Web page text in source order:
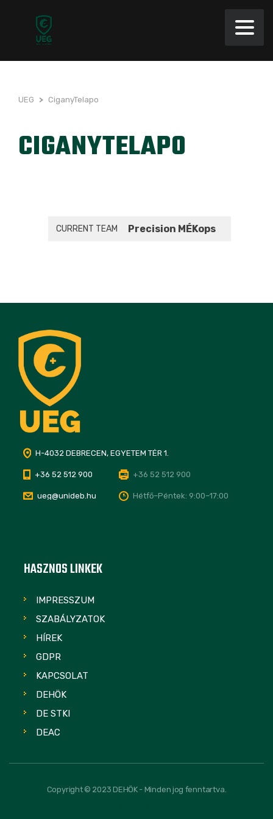
UEG > CiganyTelapo
CIGANYTELAPO
CURRENT TEAM Precision MÉKops
H-4032 DEBRECEN, EGYETEM TÉR 1.
+36 52 512 900 +36 52 512 900
ueg@unideb.hu Hétfő–Péntek: 9:00–17:00
HASZNOS LINKEK
IMPRESSZUM
SZABÁLYZATOK
HÍREK
GDPR
KAPCSOLAT
DEHÖK
DE STKI
DEAC
Copyright © 2023 DEHÖK - Minden jog fenntartva.